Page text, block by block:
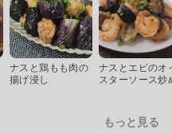
ナスと鶏もも肉の
揚げ浸し
ナスとエビのオ
スターソース炒
もっと見る